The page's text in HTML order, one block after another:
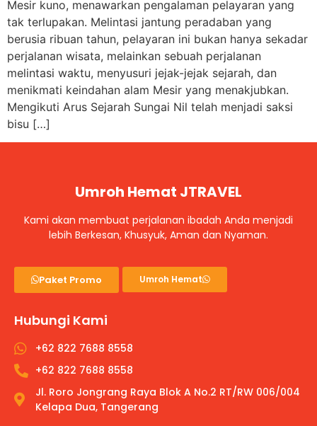
Mesir kuno, menawarkan pengalaman pelayaran yang
tak terlupakan. Melintasi jantung peradaban yang
berusia ribuan tahun, pelayaran ini bukan hanya sekadar
perjalanan wisata, melainkan sebuah perjalanan
melintasi waktu, menyusuri jejak-jejak sejarah, dan
menikmati keindahan alam Mesir yang menakjubkan.
Mengikuti Arus Sejarah Sungai Nil telah menjadi saksi
bisu […]
Umroh Hemat JTRAVEL
Kami akan membuat perjalanan ibadah Anda menjadi
lebih Berkesan, Khusyuk, Aman dan Nyaman.
Paket Promo Umroh Hemat
Hubungi Kami
+62 822 7688 8558
+62 822 7688 8558
Jl. Roro Jongrang Raya Blok A No.2 RT/RW 006/004
Kelapa Dua, Tangerang